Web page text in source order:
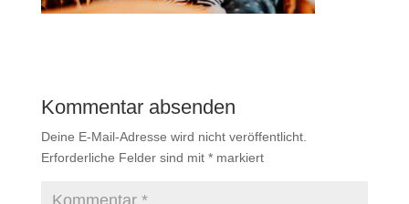
Kommentar absenden
Deine E-Mail-Adresse wird nicht veröffentlicht.
Erforderliche Felder sind mit *markiert